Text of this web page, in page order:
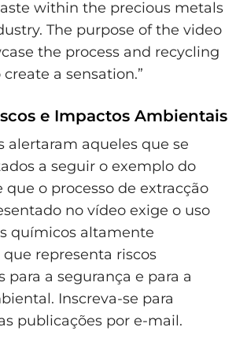
within the precious metals
The purpose of the video
the process and recycling
a sensation.”
e Impactos Ambientais
alertaram aqueles que se
a seguir o exemplo do
que o processo de extracção
no vídeo exige o uso
químicos altamente
que representa riscos
para a segurança e para a
Inscreva-se para
publicações por e-mail.